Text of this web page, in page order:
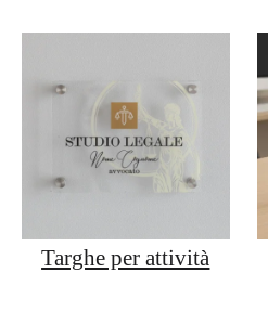
Targhe per attività